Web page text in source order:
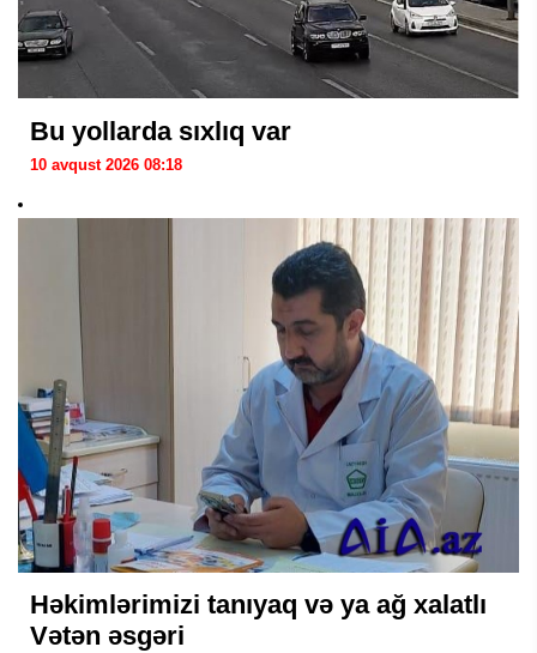
Bu yollarda sıxlıq var
10 avqust 2026 08:18
Həkimlərimizi tanıyaq və ya ağ xalatlı
Vətən əsgəri